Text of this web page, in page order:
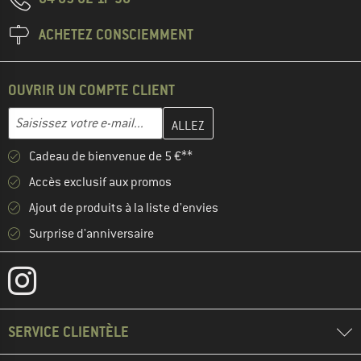
ACHETEZ CONSCIEMMENT
OUVRIR UN COMPTE CLIENT
Adresse e-mail
Entrez votre adresse e-mail ici et créez votre compte client à la
Cadeau de bienvenue de 5 €**
Accès exclusif aux promos
Ajout de produits à la liste d'envies
Surprise d'anniversaire
SERVICE CLIENTÈLE